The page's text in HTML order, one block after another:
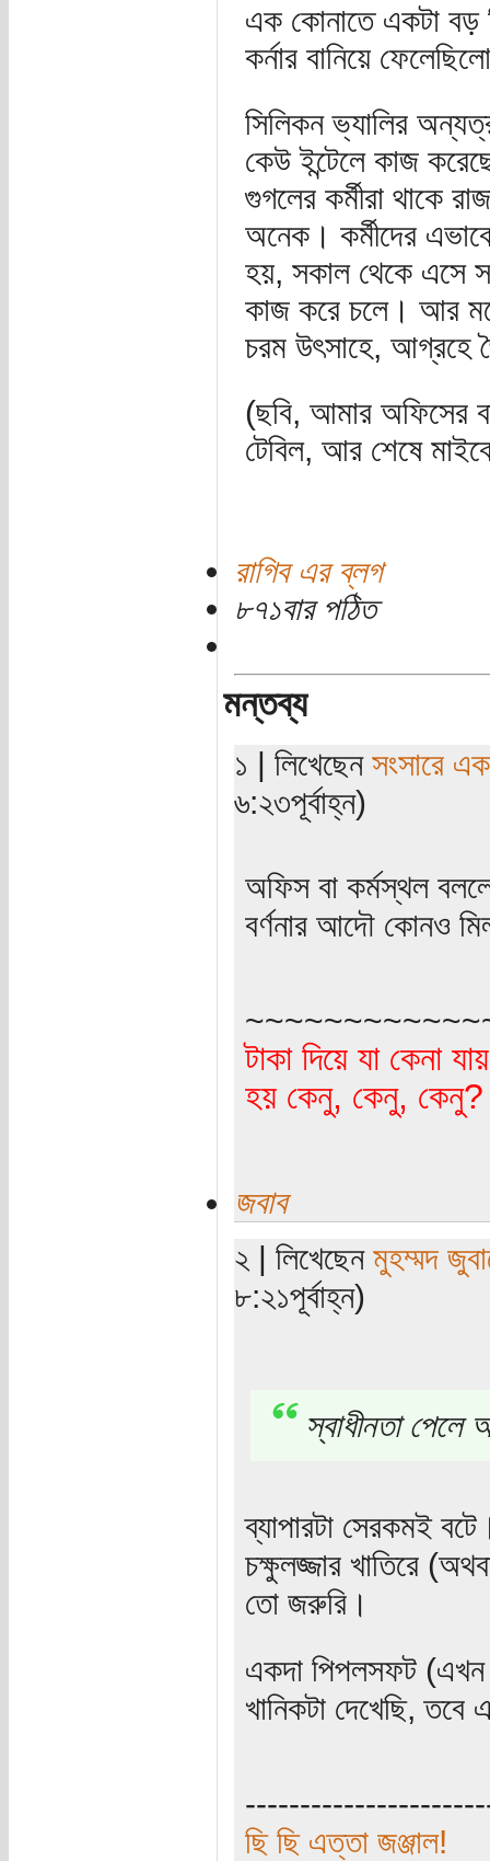
এক কোনাতে একটা বড়
কর্নার বানিয়ে
সিলিকন ভ্যালির
কেউ ইন্টেলে কাজ
গুগলের কর্মীরা থাকে
অনেক। কর্মীদের
হয়, সকাল থেকে এসে
কাজ করে চলে। আর
চরম উৎসাহে, আগ্রহে
(ছবি, আমার অফিসের
টেবিল, আর শেষে
রাগিব এর ব্লগ
৮৭১বার পঠিত
মন্তব্য
১ | লিখেছেন সংসারে এক
৬:২৩পূর্বাহ্ন)
অফিস বা কর্মস্থল
বর্ণনার আদৌ কোনও
টাকা দিয়ে যা কেনা
হয় কেনু, কেনু,
জবাব
২ | লিখেছেন মুহম্মদ
৮:২১পূর্বাহ্ন)
স্বাধীনতা পেলে
ব্যাপারটা সেরকমই
চক্ষুলজ্জার খাতিরে
তো জরুরি।
একদা পিপলসফট (এখন
খানিকটা দেখেছি,
ছি ছি এত্তা জঞ্জাল!